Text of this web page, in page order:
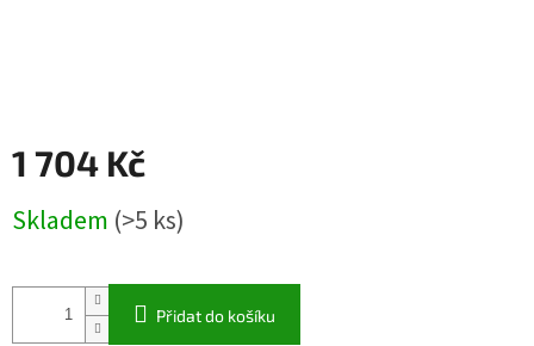
1 704 Kč
cena:
Skladem (>5 ks)
Přidat do košíku